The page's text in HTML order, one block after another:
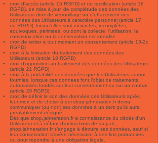
droit d'accès (article 15 RGPD) et de rectification (article 16
RGPD), de mise à jour, de complétude des données des
Utilisateurs droit de verrouillage ou d’effacement des
données des Utilisateurs à caractère personnel (article 17
du RGPD), lorsqu’elles sont inexactes, incomplètes,
équivoques, périmées, ou dont la collecte, l'utilisation, la
communication ou la conservation est interdite
droit de retirer à tout moment un consentement (article 13-2c
RGPD)
droit à la limitation du traitement des données des
Utilisateurs (article 18 RGPD)
droit d’opposition au traitement des données des Utilisateurs
(article 21 RGPD)
droit à la portabilité des données que les Utilisateurs auront
fournies, lorsque ces données font l’objet de traitements
automatisés fondés sur leur consentement ou sur un contrat
(article 20 RGPD)
droit de définir le sort des données des Utilisateurs après
leur mort et de choisir à qui shop.jahneration.fr devra
communiquer (ou non) ses données à un tiers qu’ils aura
préalablement désigné
Dès que shop.jahneration.fr a connaissance du décès d’un
Utilisateur et à défaut d’instructions de sa part,
shop.jahneration.fr s’engage à détruire ses données, sauf si
leur conservation s’avère nécessaire à des fins probatoires
ou pour répondre à une obligation légale.